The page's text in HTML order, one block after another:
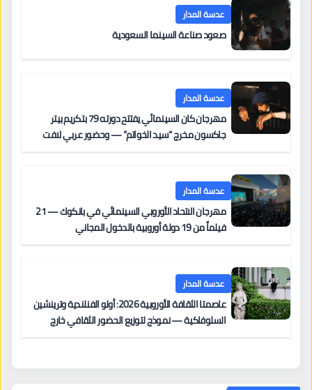
عدسة المدار
صعود صناعة السينما السعودية
عدسة المدار
مهرجان كان السينمائي يفتتح دورته 79 بتكريم بيتر
جاكسون مخرج “سيد الخواتم” — وحضور عربي لافت
عدسة المدار
مهرجان الاتحاد الأوروبي السينمائي في بانكوك — 21
فيلماً من 19 دولة أوروبية بالدخول المجاني
عدسة المدار
عاصمتا الثقافة الأوروبية 2026: أولو الفنلندية وترينشين
السلوفاكية — نموذج لتوزيع الحضور الثقافي خارج